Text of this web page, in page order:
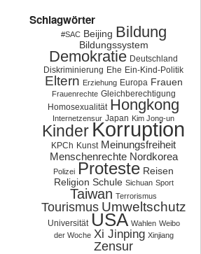
Schlagwörter
#SAC Beijing Bildung
Bildungssystem
Demokratie Deutschland
Diskriminierung Ehe Ein-Kind-Politik
Eltern Erziehung Europa Frauen
Frauenrechte Gleichberechtigung
Homosexualität Hongkong
Internetzensur Japan Kim Jong-un
KinderKorruption
KPCh Kunst Meinungsfreiheit
Menschenrechte Nordkorea
Polizei Proteste Reisen
Religion Schule Sichuan Sport
Taiwan Terrorismus
Tourismus Umweltschutz
Universität USA Wahlen Weibo
der Woche Xi Jinping Xinjiang
Zensur